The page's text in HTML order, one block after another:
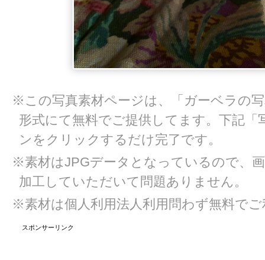
※この写真素材ページは、「ガーベラの
形式にて無料でご提供してます。下記
ンをクリックするだけ完了です。
※素材はJPGデータとなっているので、
加工していただいて問題ありません。
※素材は個人利用法人利用問わず無料で
スポンサーリンク